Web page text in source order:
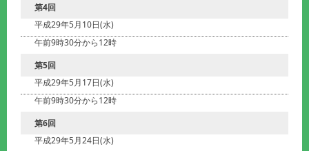
第4回
平成29年5月10日(水)
午前9時30分から12時
第5回
平成29年5月17日(水)
午前9時30分から12時
第6回
平成29年5月24日(水)